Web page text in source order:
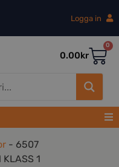
Logga in
0.00kr
0
- 6507
KLASS 1